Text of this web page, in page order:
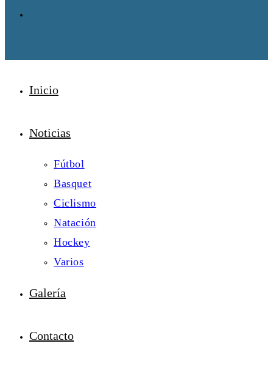
Inicio
Noticias
Fútbol
Basquet
Ciclismo
Natación
Hockey
Varios
Galería
Contacto